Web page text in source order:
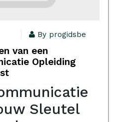
By progidsbe
van een
Opleiding
Sleutel